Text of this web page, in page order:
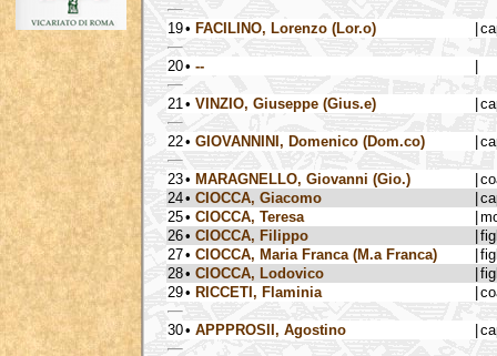
19• FACILINO, Lorenzo (Lor.o)
20• --
21 • VINZIO, Giuseppe (Gius.e)
22• GIOVANNINI, Domenico (Dom.co)
23• MARAGNELLO, Giovanni (Gio.)
24• CIOCCA, Giacomo
25• CIOCCA, Teresa
26• CIOCCA, Filippo
27• CIOCCA, Maria Franca (M.a Franca)
28• CIOCCA, Lodovico
29• RICCETI, Flaminia
30• APPPROSII, Agostino